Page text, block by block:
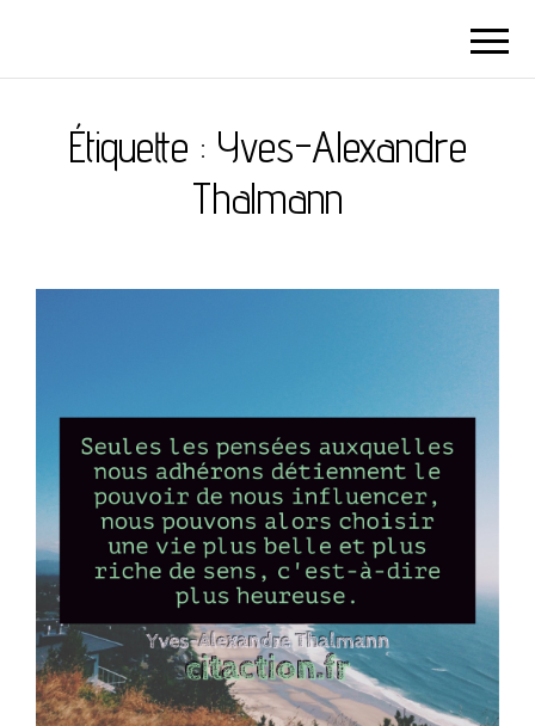
Étiquette : Yves-Alexandre
Thalmann